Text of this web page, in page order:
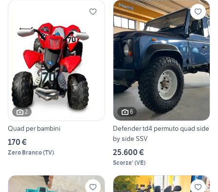
2
Quad per bambini
170 €
Zero Branco(TV)
6
Defender td4 permuto quad side
by side SSV
25.600 €
Scorze' (VE)